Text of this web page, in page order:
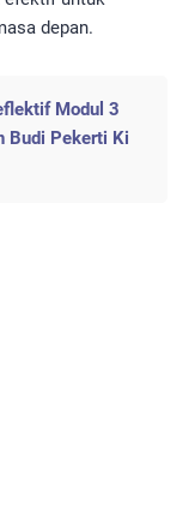
depan.
Modul 3
Budi Pekerti Ki